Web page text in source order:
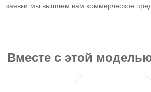
заявки мы вышлем вам коммерческое
Вместе с этой